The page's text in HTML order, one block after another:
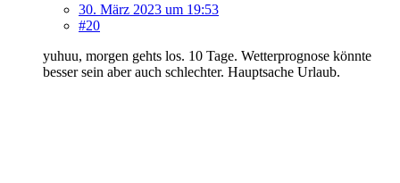
30. März 2023 um 19:53
#20
yuhuu, morgen gehts los. 10 Tage. Wetterprognose könnte
besser sein aber auch schlechter. Hauptsache Urlaub.